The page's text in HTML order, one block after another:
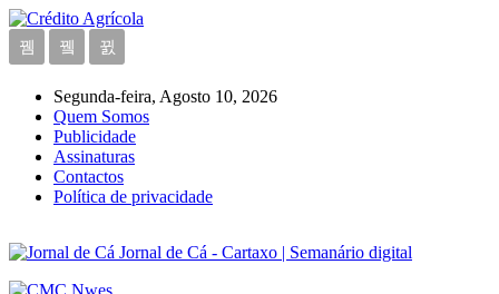
Segunda-feira, Agosto 10, 2026
Quem Somos
Publicidade
Assinaturas
Contactos
Política de privacidade
Jornal de Cá - Cartaxo | Semanário digital